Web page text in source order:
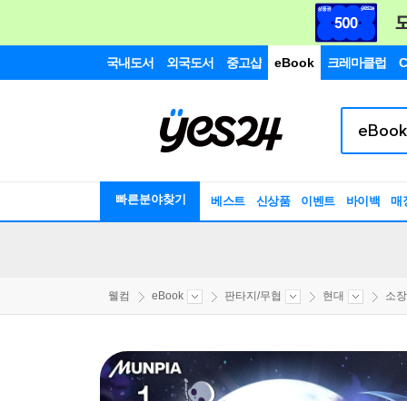
국내도서 외국도서 중고샵 eBook 크레마클럽
빠른분야찾기 베스트 신상품 이벤트 바이백 매
웰컴 eBook 판타지/무협 현대 소장